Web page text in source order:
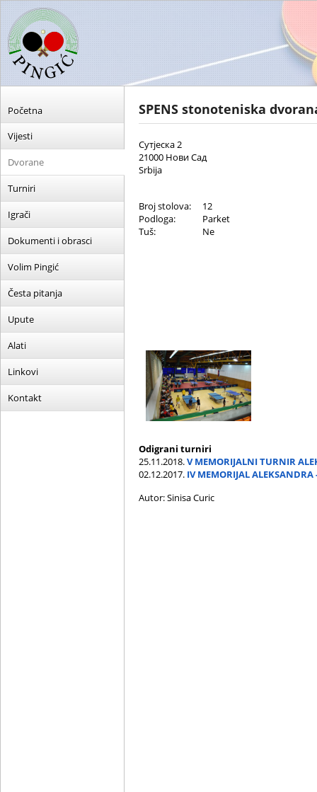
Početna
Vijesti
Dvorane
Turniri
Igrači
Dokumenti i obrasci
Volim Pingić
Česta pitanja
Upute
Alati
Linkovi
Kontakt
SPENS stonoteniska
Сутјеска 2
21000 Нови Сад
Srbija
Broj stolova:
12
Podloga:
Parket
Tuš:
Ne
Odigrani turniri
25.11.2018.V MEMORIJALNI TURNIR
02.12.2017. IV MEMORIJAL ALEKSANDRA
Autor: Sinisa Curic